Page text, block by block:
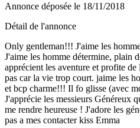
Annonce déposée le 18/11/2018
Détail de l'annonce
Only gentleman!!! J'aime les
J'aime les homme détermine, plain
apprécient les aventure et profite
pas car la vie trop court. jaime les
et bcp charme!!! Il fo glisse (avec
J'apprécie les messieurs Généreux
me rendre heureuse ! J'adore les
pas a mes contacter kiss Emma